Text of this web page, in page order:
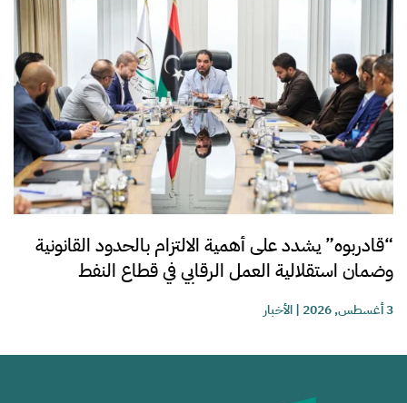
“قادربوه” يشدد على أهمية الالتزام بالحدود القانونية
وضمان استقلالية العمل الرقابي في قطاع النفط
3 أغسطس, 2026 |الأخبار